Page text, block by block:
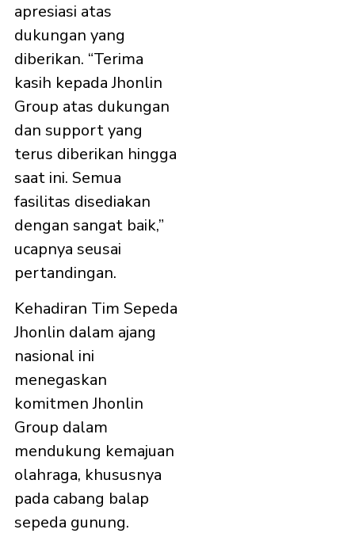
apresiasi atas
dukungan yang
diberikan. “Terima
kasih kepada Jhonlin
Group atas dukungan
dan support yang
terus diberikan hingga
saat ini. Semua
fasilitas disediakan
dengan sangat baik,”
ucapnya seusai
pertandingan.
Kehadiran Tim Sepeda
Jhonlin dalam ajang
nasional ini
menegaskan
komitmen Jhonlin
Group dalam
mendukung kemajuan
olahraga, khususnya
pada cabang balap
sepeda gunung.